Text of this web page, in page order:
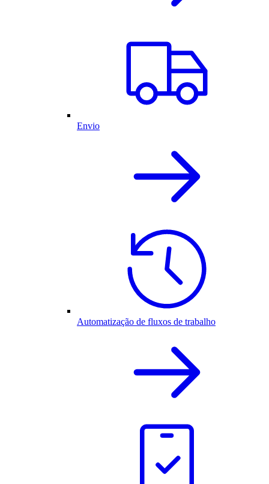
Envio
Automatização de fluxos de trabalho